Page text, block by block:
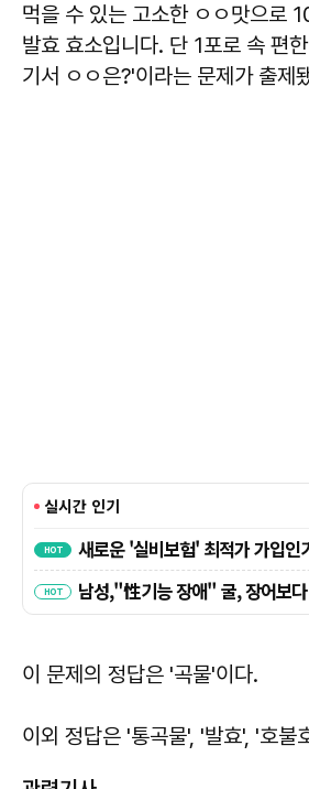
먹을 수 있는 고소한 ㅇㅇ맛으로
발효 효소입니다. 단 1포로 속 편
기서 ㅇㅇ은?'이라는 문제가 출제
이 문제의 정답은 '곡물'이다.
이외 정답은 '통곡물', '발효', '호불